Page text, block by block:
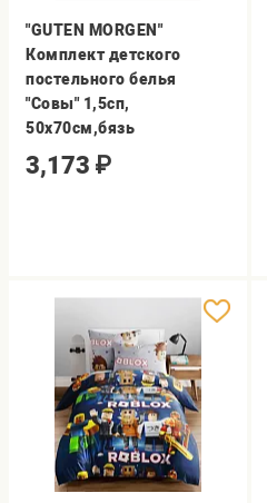
"GUTEN MORGEN"
Комплект детского
постельного белья
"Совы" 1,5сп,
50х70см,бязь
3,173 ₽